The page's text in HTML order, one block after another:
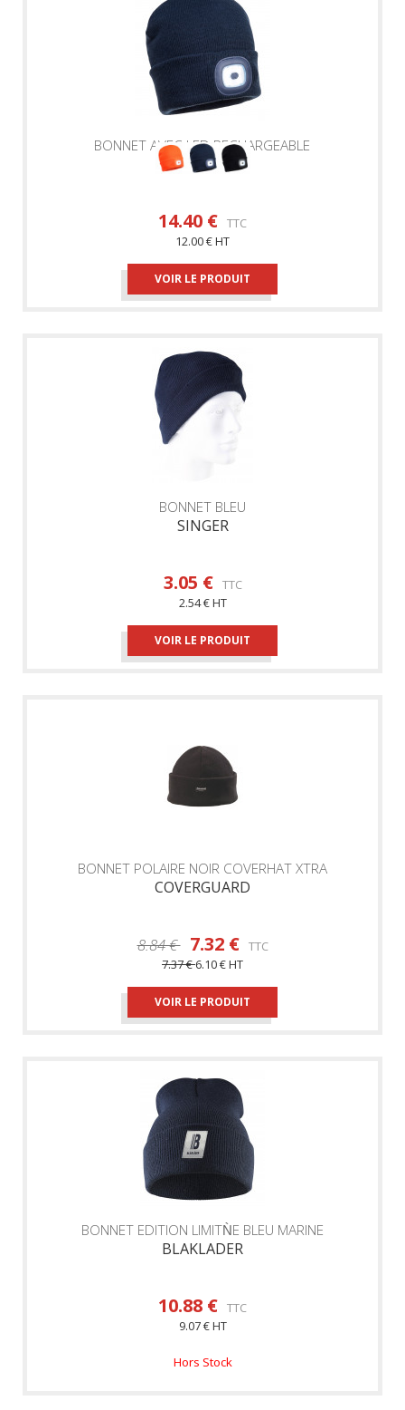
BONNET AVEC LED RECHARGEABLE
PORTWEST
14.40 € TTC
12.00 € HT
VOIR LE PRODUIT
BONNET BLEU
SINGER
3.05 € TTC
2.54 € HT
VOIR LE PRODUIT
BONNET POLAIRE NOIR COVERHAT XTRA
COVERGUARD
8.84 € 7.32 € TTC
7.37 €6.10 €HT
VOIR LE PRODUIT
BONNET EDITION LIMITǸE BLEU MARINE
BLAKLADER
10.88 € TTC
9.07 € HT
Hors Stock